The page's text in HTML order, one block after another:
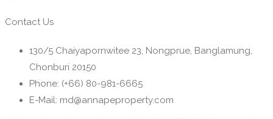
Contact Us
130/5 Chaiyapornwitee 23, Nongprue, Banglamung,
Chonburi 20150
Phone: (+66) 80-981-6665
E-Mail: md@annapeproperty.com